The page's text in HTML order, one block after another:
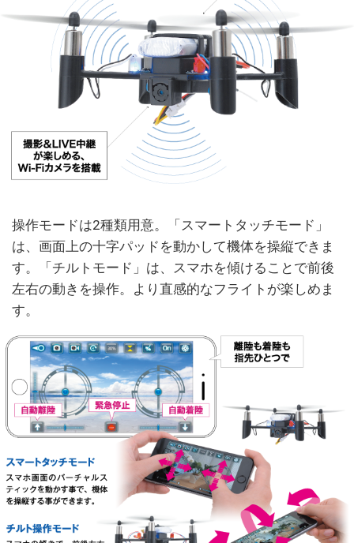
操作モードは2種類用意。「スマートタッチモード」
は、画面上の十字パッドを動かして機体を操縦できま
す。「チルトモード」は、スマホを傾けることで前後
左右の動きを操作。より直感的なフライトが楽しめま
す。